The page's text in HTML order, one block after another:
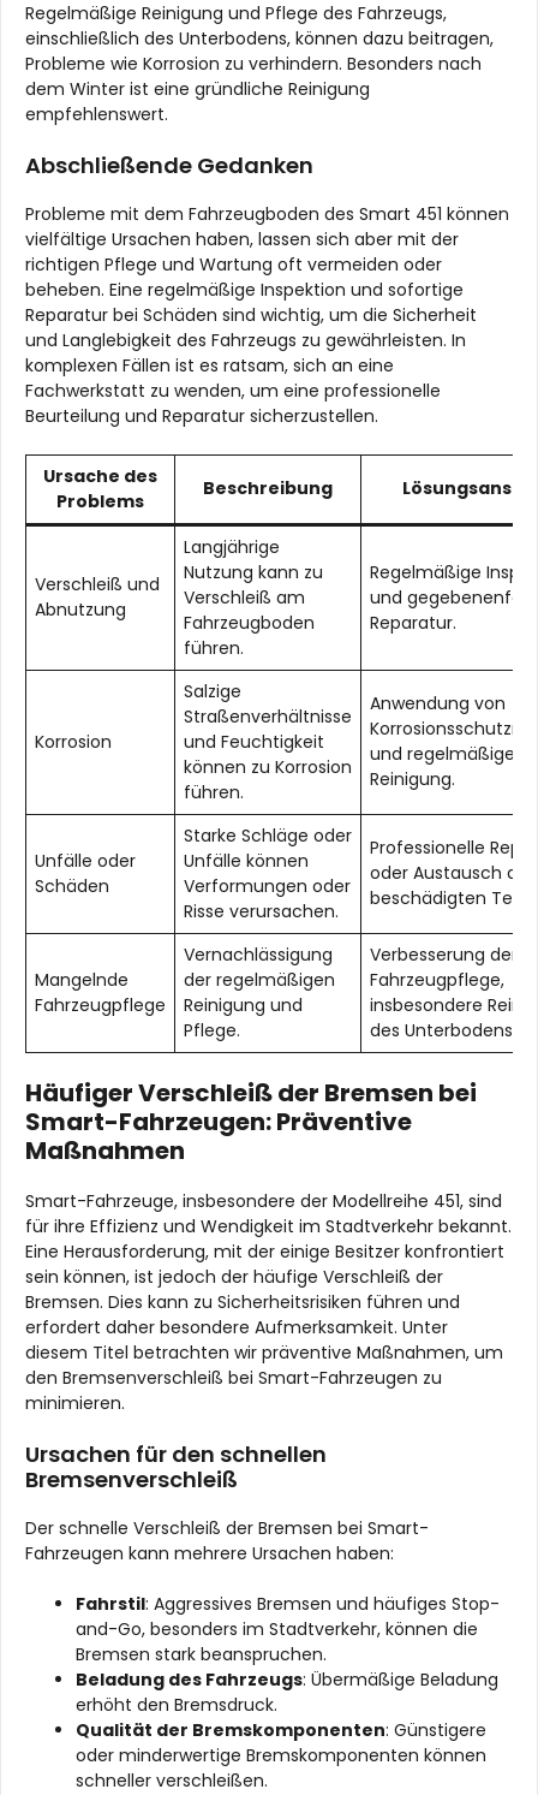
Regelmäßige Reinigung und Pflege des Fahrzeugs,
einschließlich des Unterbodens, können dazu beitragen,
Probleme wie Korrosion zu verhindern. Besonders nach
dem Winter ist eine gründliche Reinigung
empfehlenswert.
Abschließende Gedanken
Probleme mit dem Fahrzeugboden des Smart 451 können
vielfältige Ursachen haben, lassen sich aber mit der
richtigen Pflege und Wartung oft vermeiden oder
beheben. Eine regelmäßige Inspektion und sofortige
Reparatur bei Schäden sind wichtig, um die Sicherheit
und Langlebigkeit des Fahrzeugs zu gewährleisten. In
komplexen Fällen ist es ratsam, sich an eine
Fachwerkstatt zu wenden, um eine professionelle
Beurteilung und Reparatur sicherzustellen.
Ursache des
Problems
Beschreibung
Verschleiß und
Abnutzung
Langjährige
Nutzung kann zu
Verschleiß am
Fahrzeugboden
führen.
Regelmäßige
und gegebenenfalls
Reparatur.
Korrosion
Salzige
Straßenverhältnisse
und Feuchtigkeit
können zu Korrosion
führen.
Anwendung von
und regelmäßige
Reinigung.
Unfälle oder
Schäden
Starke Schläge oder
Unfälle können
Verformungen oder
Risse verursachen.
Professionelle
oder Austausch der
beschädigten Teile.
Mangelnde
Fahrzeugpflege
Vernachlässigung
der regelmäßigen
Reinigung und
Pflege.
Verbesserung der
Fahrzeugpflege,
insbesondere
des Unterbodens.
Häufiger Verschleiß der Bremsen bei
Smart-Fahrzeugen: Präventive
Maßnahmen
Smart-Fahrzeuge, insbesondere der Modellreihe 451, sind
für ihre Effizienz und Wendigkeit im Stadtverkehr bekannt.
Eine Herausforderung, mit der einige Besitzer konfrontiert
sein können, ist jedoch der häufige Verschleiß der
Bremsen. Dies kann zu Sicherheitsrisiken führen und
erfordert daher besondere Aufmerksamkeit. Unter
diesem Titel betrachten wir präventive Maßnahmen, um
den Bremsenverschleiß bei Smart-Fahrzeugen zu
minimieren.
Ursachen für den schnellen
Bremsenverschleiß
Der schnelle Verschleiß der Bremsen bei Smart-
Fahrzeugen kann mehrere Ursachen haben:
Fahrstil: Aggressives Bremsen und häufiges Stop-
and-Go, besonders im Stadtverkehr, können die
Bremsen stark beanspruchen.
Beladung des Fahrzeugs: Übermäßige Beladung
erhöht den Bremsdruck.
Qualität der Bremskomponenten: Günstigere
oder minderwertige Bremskomponenten können
schneller verschleißen.